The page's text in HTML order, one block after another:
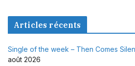
Articles récents
Single of the week – Then Comes
août 2026